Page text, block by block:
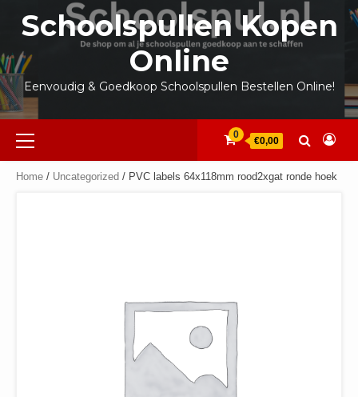
inhoud
Schoolspullen Kopen
Online
Eenvoudig & Goedkoop Schoolspullen Bestellen Online!
Primair
menu
0
€0,00
Home / Uncategorized / PVC labels 64x118mm rood2xgat ronde hoek